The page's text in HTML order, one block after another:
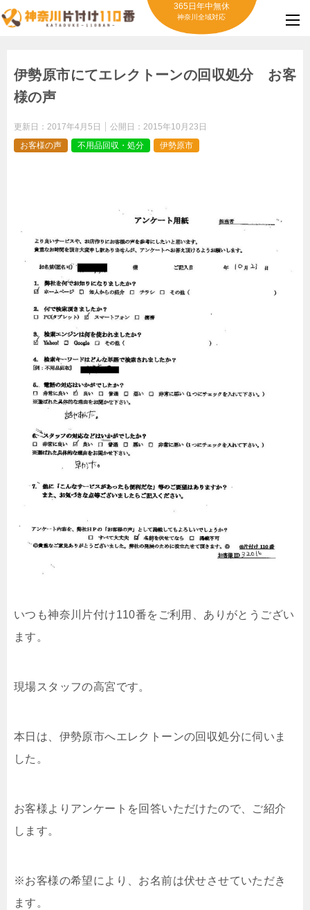
365日年中無休
神奈川全域対応
伊勢原市にてエレクトーンの回収処分 お客
様の声
更新日： 2017年4月5日 公開日： 2015年10月23日
お客様の声
不用品回収・処分 伊勢原市
いつも神奈川片付け110番をご利用、ありがとうござい
ます。
現場スタッフの高宮です。
本日は、伊勢原市へエレクトーンの回収処分に伺いま
した。
お客様よりアンケートを回答いただけたので、ご紹介
します。
※お客様の希望により、お名前は伏せさせていただき
ます。